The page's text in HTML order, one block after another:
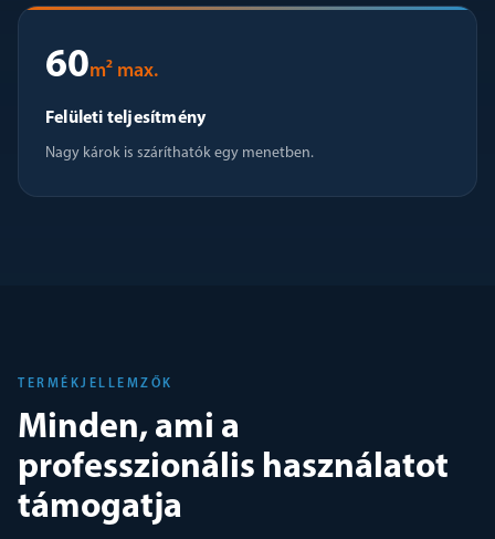
60m² max.
Felületi teljesítmény
Nagy károk is száríthatók egy menetben.
TERMÉKJELLEMZŐK
Minden, ami a
professzionális használatot
támogatja